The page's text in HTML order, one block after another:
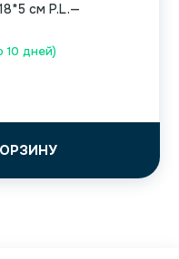
10 дней)
см P.L.—